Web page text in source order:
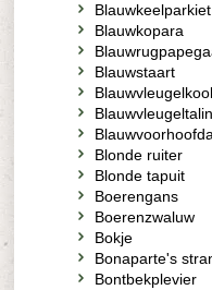
Blauwkeelparkiet
Blauwkopara
Blauwstaart
Blonde ruiter
Blonde tapuit
Boerengans
Boerenzwaluw
Bokje
Bonaparte's
Bontbekplevier